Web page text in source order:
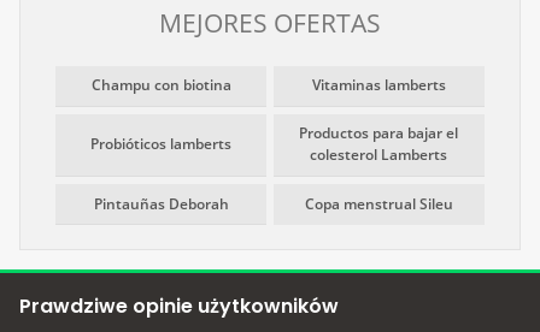
MEJORES OFERTAS
Champu con biotina Vitaminas lamberts
Probióticos lamberts
Productos para bajar el
colesterol Lamberts
Pintauñas Deborah Copa menstrual Sileu
Prawdziwe opinie użytkowników